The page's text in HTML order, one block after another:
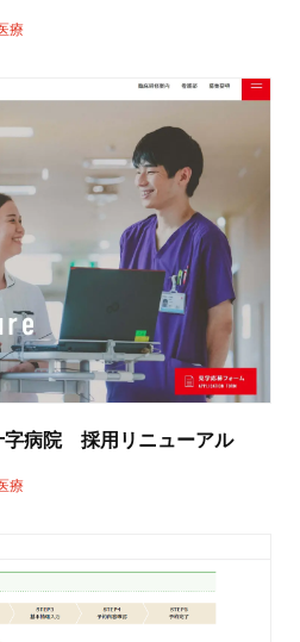
療
病院 採用リニューアル
療